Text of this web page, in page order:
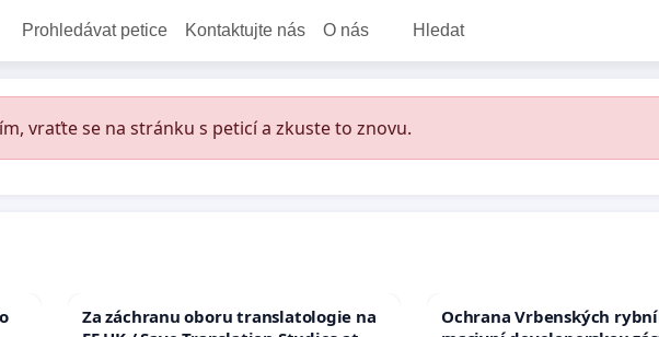
Prohledávat petice Kontaktujte nás O nás Hledat
vraťte se na stránku s peticí a zkuste to znovu.
Za záchranu oboru translatologie na
Ochrana Vrbenských